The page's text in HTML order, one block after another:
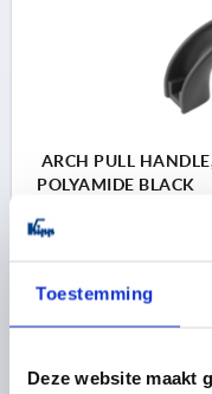
Toestemming
Deze website maakt
ARCH PULL
POLYAMIDE BLACK
HOLE SPACING=112-
T1=7
SW=10,2
2,25 €